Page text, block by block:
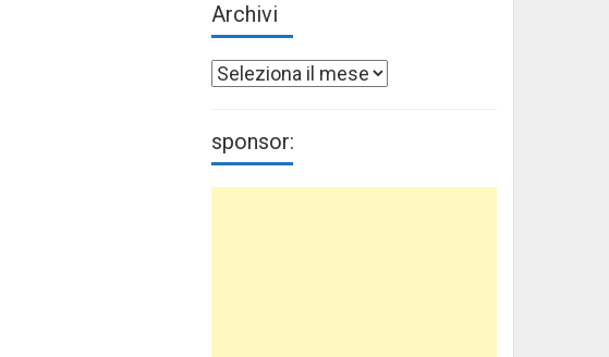
Archivi
Archivi
sponsor: